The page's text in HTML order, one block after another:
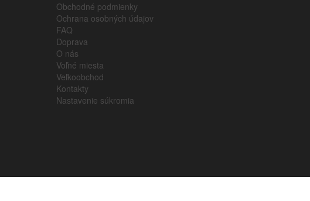
Obchodné podmienky
Ochrana osobných údajov
FAQ
Doprava
O nás
Voľné miesta
Veľkoobchod
Kontakty
Nastavenie súkromia